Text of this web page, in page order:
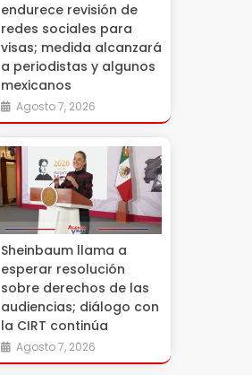
endurece revisión de
redes sociales para
visas; medida alcanzará
a periodistas y algunos
mexicanos
Agosto 7, 2026
Sheinbaum llama a
esperar resolución
sobre derechos de las
audiencias; diálogo con
la CIRT continúa
Agosto 7, 2026